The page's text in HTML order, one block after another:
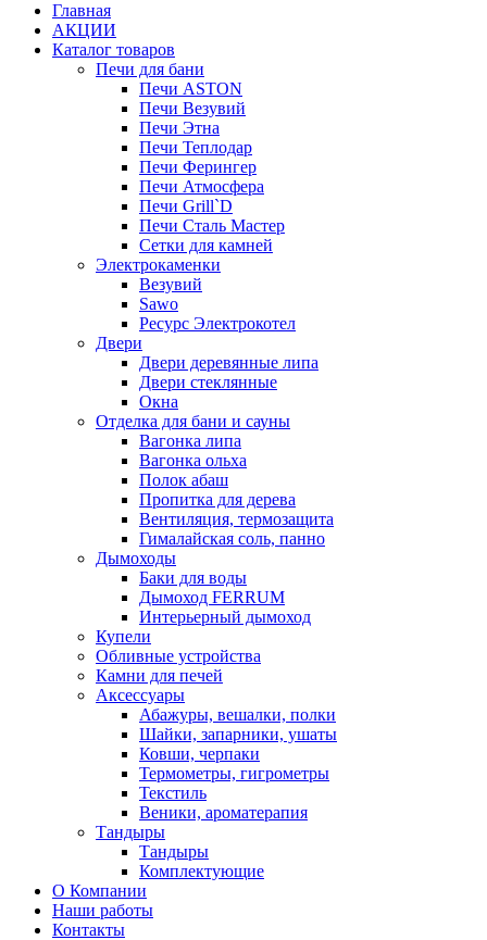
Главная
АКЦИИ
Каталог товаров
Печи для бани
Печи ASTON
Печи Везувий
Печи Этна
Печи Теплодар
Печи Ферингер
Печи Атмосфера
Печи Grill`D
Печи Сталь Мастер
Сетки для камней
Электрокаменки
Везувий
Sawo
Ресурс Электрокотел
Двери
Двери деревянные липа
Двери стеклянные
Окна
Отделка для бани и сауны
Вагонка липа
Вагонка ольха
Полок абаш
Пропитка для дерева
Вентиляция, термозащита
Гималайская соль, панно
Дымоходы
Баки для воды
Дымоход FERRUM
Интерьерный дымоход
Купели
Обливные устройства
Камни для печей
Аксессуары
Абажуры, вешалки, полки
Шайки, запарники, ушаты
Ковши, черпаки
Термометры, гигрометры
Текстиль
Веники, ароматерапия
Тандыры
Тандыры
Комплектующие
О Компании
Наши работы
Контакты